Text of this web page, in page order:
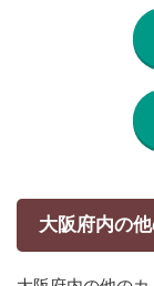
大阪府内の